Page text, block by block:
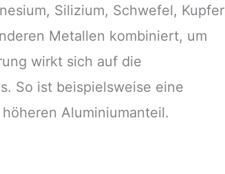
Silizium, Schwefel, Kupfer
Metallen kombiniert, um
wirkt sich auf die
So ist beispielsweise eine
Aluminiumanteil.